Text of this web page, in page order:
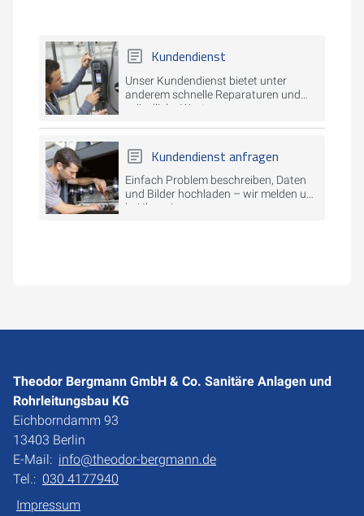
Kundendienst
Unser Kundendienst bietet unter
anderem schnelle Reparaturen und
gründliche Wartungen.
Kundendienst anfragen
Einfach Problem beschreiben, Daten
und Bilder hochladen – wir melden uns
bei Ihnen!
Theodor Bergmann GmbH & Co. Sanitäre Anlagen und
Rohrleitungsbau KG
Eichborndamm 93
13403 Berlin
E-Mail: info@theodor-bergmann.de
Tel.: 030 4177940
Impressum